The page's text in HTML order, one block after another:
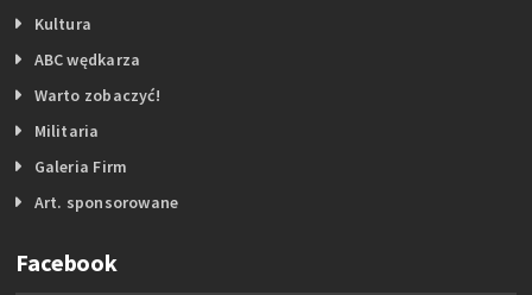
Kultura
ABC wędkarza
Warto zobaczyć!
Militaria
Galeria Firm
Art. sponsorowane
Facebook